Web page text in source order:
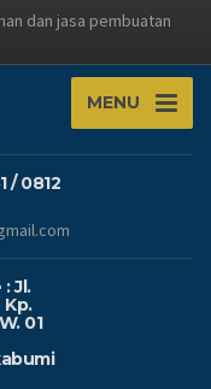
dan jasa pembuatan
MENU
/ 0812
Jl.
Kp.
01